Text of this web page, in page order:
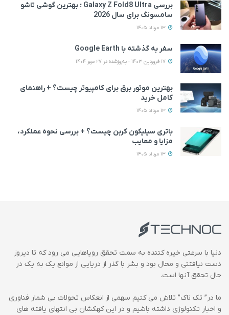
بررسی Galaxy Z Fold8 Ultra ؛ بهترین گوشی تاشو
سامسونگ برای سال 2026
سفر به گذشته با Google Earth
بهترین موتور برق برای کامپیوتر چیست؟ + راهنمای
کامل خرید
باتری سیلیکون کربن چیست؟ + بررسی نحوه عملکرد،
مزایا و معایب
دنیا با سرعتی خیره کننده به سمت تحقق رویاهایی می رود که تا دیروز
دست نیافتنی و محال بود و بشر با گذر از دریایی از موانع یک به یک در
حال تحقق آنها است.
ما در” تک ناک” تلاش می کنیم سهمی از انعکاس تحولات بی شمار فناوری
و اخبار تکنولوژی داشته باشیم و در این کهکشان بی انتهای یافته های